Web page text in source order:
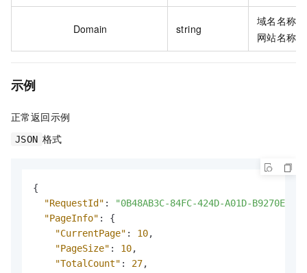
Domain string
域名名称或
网站名称。
示例
正常返回示例
JSON 格式
{
"RequestId" :
"0B48AB3C-84FC-424D-A01D-
"PageInfo" :
{
"CurrentPage" : 10,
"PageSize" : 10,
"TotalCount" : 27,